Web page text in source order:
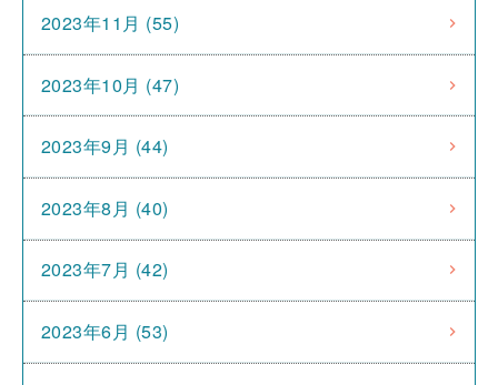
2023年11月 (55)
2023年10月 (47)
2023年9月 (44)
2023年8月 (40)
2023年7月 (42)
2023年6月 (53)